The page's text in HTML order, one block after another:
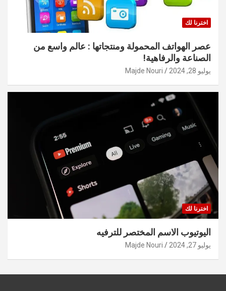
اخترنا لك
عصر الهواتف المحمولة ومنتجاتها : عالم واسع من
الصناعة والرفاهية!
يوليو 28, 2024 Majde Nouri
اخترنا لك
اليوتيوب الاسم المختصر للترفيه
يوليو 27, 2024 Majde Nouri